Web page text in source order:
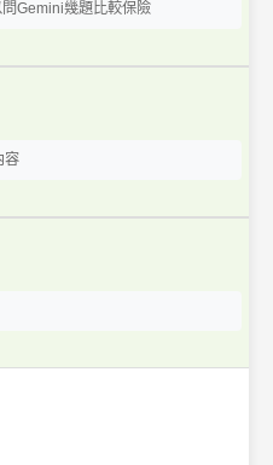
Gemini幾題比較保險
容